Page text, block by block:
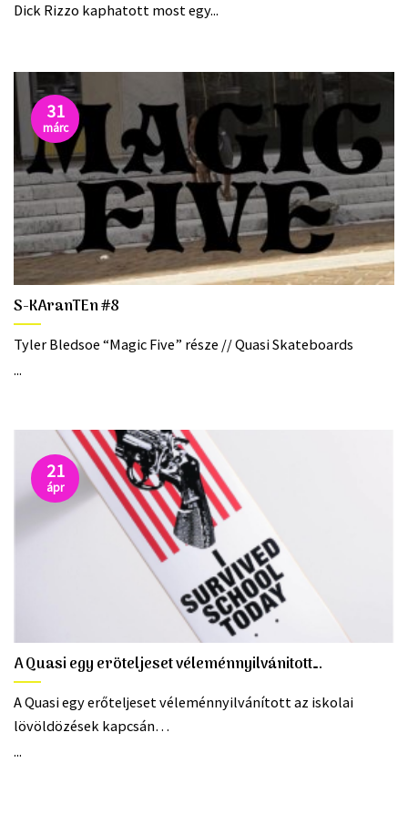
Dick Rizzo kaphatott most egy...
S-KAranTEn #8
Tyler Bledsoe “Magic Five” része // Quasi Skateboards
...
31
márc
A Quasi egy eröteljeset véleménnyilvánitott….
A Quasi egy erőteljeset véleménnyilvánított az iskolai
lövöldözések kapcsán…
...
21
ápr